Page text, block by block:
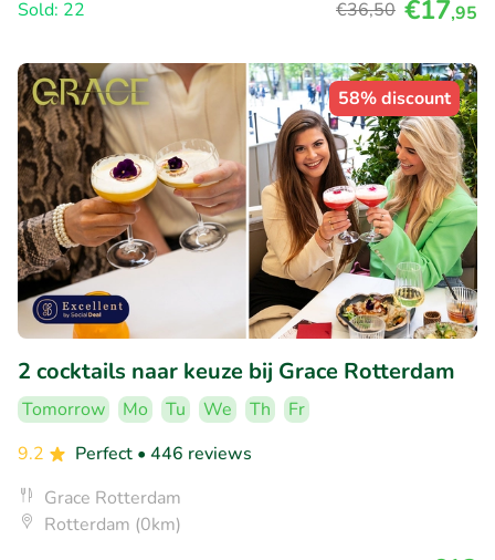
Sold: 22
€36,50 €17,95
58% discount
2 cocktails naar keuze bij Grace Rotterdam
Tomorrow Mo Tu We Th
Fr
9.2
Perfect • 446 reviews
Grace Rotterdam
Rotterdam (0km)